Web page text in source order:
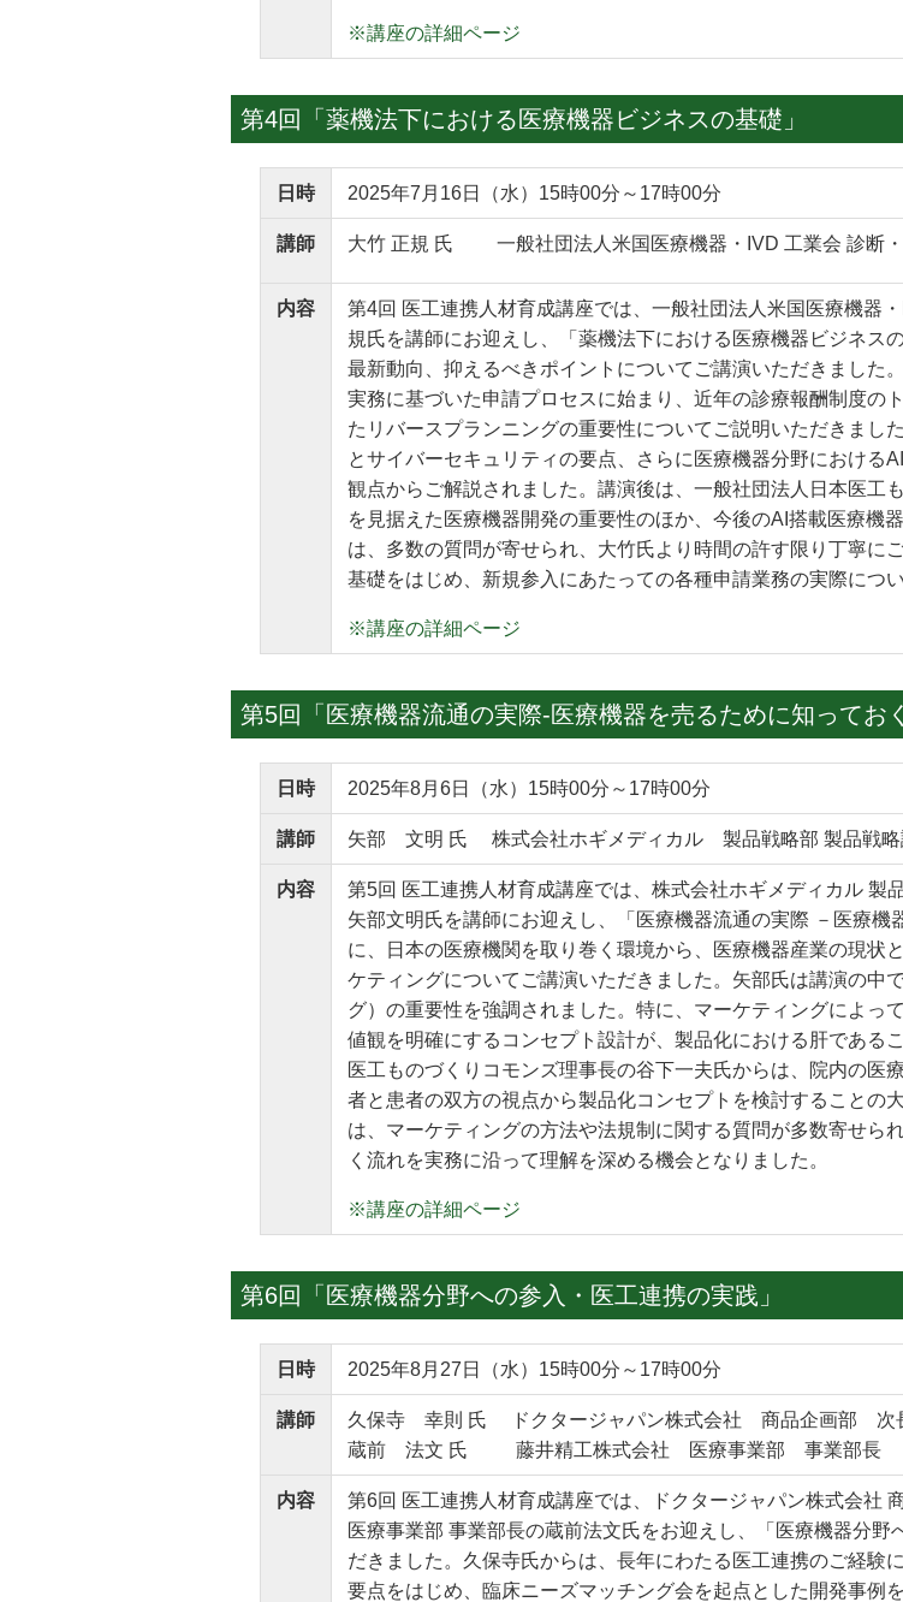
※講座の詳細ページ
第4回「薬機法下における医療機器ビジネスの基礎」
日時 2025年7月16日（水）15時00分～17時00分
講師 大竹 正規 氏 一般社団法人米国医療機器・IVD 工業会 診断・
内容
第4回 医工連携人材育成講座では、一般社団法人米国医療機器
規氏を講師にお迎えし、「薬機法下における医療機器ビジネス
最新動向、抑えるべきポイントについてご講演いただきました
実務に基づいた申請プロセスに始まり、近年の診療報酬制度の
たリバースプランニングの重要性についてご説明いただきまし
とサイバーセキュリティの要点、さらに医療機器分野における
観点からご解説されました。講演後は、一般社団法人日本医工
を見据えた医療機器開発の重要性のほか、今後のAI搭載医療機
は、多数の質問が寄せられ、大竹氏より時間の許す限り丁寧に
基礎をはじめ、新規参入にあたっての各種申請業務の実際につ
※講座の詳細ページ
第5回「医療機器流通の実際-医療機器を売るために知ってお
日時 2025年8月6日（水）15時00分～17時00分
講師 矢部 文明 氏 株式会社ホギメディカル 製品戦略部 製品戦略
内容
第5回 医工連携人材育成講座では、株式会社ホギメディカル 製
矢部文明氏を講師にお迎えし、「医療機器流通の実際 －医療
に、日本の医療機関を取り巻く環境から、医療機器産業の現状
ケティングについてご講演いただきました。矢部氏は講演の中
グ）の重要性を強調されました。特に、マーケティングによっ
値観を明確にするコンセプト設計が、製品化における肝である
医工ものづくりコモンズ理事長の谷下一夫氏からは、院内の医
者と患者の双方の視点から製品化コンセプトを検討することの
は、マーケティングの方法や法規制に関する質問が多数寄せら
く流れを実務に沿って理解を深める機会となりました。
※講座の詳細ページ
第6回「医療機器分野への参入・医工連携の実践」
日時 2025年8月27日（水）15時00分～17時00分
講師
久保寺 幸則 氏 ドクタージャパン株式会社 商品企画部 次
蔵前 法文 氏 藤井精工株式会社 医療事業部 事業部長
内容
第6回 医工連携人材育成講座では、ドクタージャパン株式会社
医療事業部 事業部長の蔵前法文氏をお迎えし、「医療機器分
だきました。久保寺氏からは、長年にわたる医工連携のご経験
要点をはじめ、臨床ニーズマッチング会を起点とした開発事例